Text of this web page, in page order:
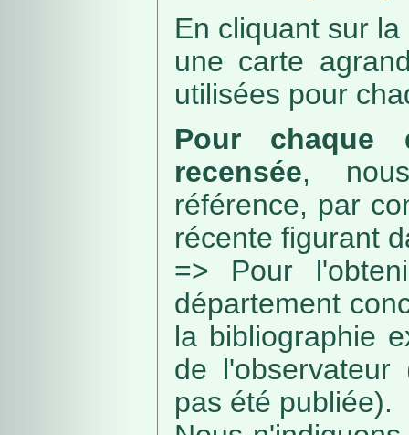
En cliquant sur
une carte
utilisées pour
Pour chaque
recensée,
référence, par
récente figurant
=> Pour
département
la bibliographie
de
pas été publiée).